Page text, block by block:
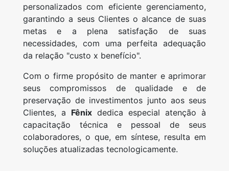
personalizados com eficiente gerenciamento,
garantindo a seus Clientes o alcance de suas
metas e a plena satisfação de suas
necessidades, com uma perfeita adequação
da relação "custo x benefício".
Com o firme propósito de manter e aprimorar
seus compromissos de qualidade e de
preservação de investimentos junto aos seus
Clientes, a Fênix dedica especial atenção à
capacitação técnica e pessoal de seus
colaboradores, o que, em síntese, resulta em
soluções atualizadas tecnologicamente.